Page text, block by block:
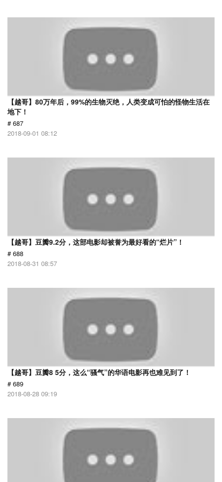
【越哥】80万年后，99%的生物灭绝，人类变成可怕的怪物生活在
地下！
# 687
2018-09-01 08:12
【越哥】豆瓣9.2分，这部电影却被誉为最好看的“烂片”！
# 688
2018-08-31 08:57
【越哥】豆瓣8 5分，这么“骚气”的华语电影再也难见到了！
# 689
2018-08-28 09:19